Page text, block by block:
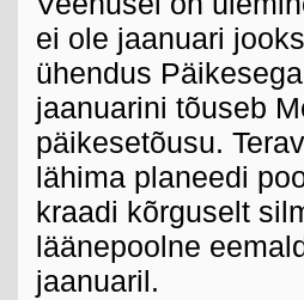
ei ole jaanuari
ühendus
jaanuarini tõuseb
päikesetõusu.
lähima planeedi
kraadi kõrguselt
läänepoolne
jaanuaril.